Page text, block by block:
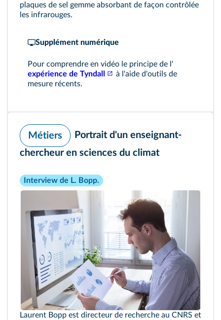
plaques de sel gemme absorbant de façon contrôlée
les infrarouges.
Supplément numérique
Pour comprendre en vidéo le principe de l'
expérience de Tyndall
à l'aide d'outils de
mesure récents.
Métiers
Portrait d'un enseignant-
chercheur en sciences du climat
Interview de L. Bopp.
Laurent Bopp est directeur de recherche au CNRS et